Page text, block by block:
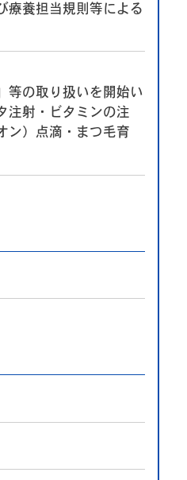
療養担当規則等による
等の取り扱いを開始い
注射・ビタミンの注
ン）点滴・まつ毛育